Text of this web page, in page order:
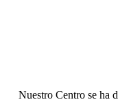
Nuestro Centro se ha